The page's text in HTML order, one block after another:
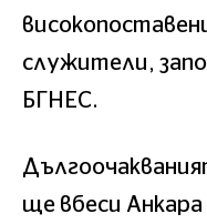
служители,
БГНЕС.
ще вбеси